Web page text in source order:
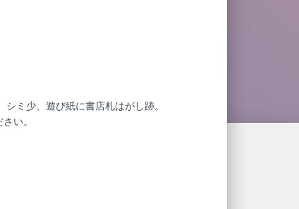
ミ少、遊び紙に書店札はがし跡。
い。